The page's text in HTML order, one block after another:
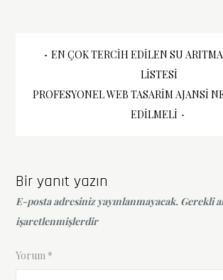
Yazı
gezinmesi
EN ÇOK TERCIH EDILEN SU
LISTESI
PROFESYONEL WEB TASARIM AJANSI
EDILMELI
Bir yanıt yazın
E-posta adresiniz yayınlanmayacak. Gerekli
işaretlenmişlerdir
Yorum *